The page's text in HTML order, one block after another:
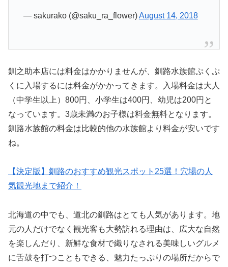
— sakurako (@saku_ra_flower)August 14, 2018
釧之助本店には料金はかかりませんが、釧路水族館ぷくぷ
くに入場するには料金がかかってきます。入場料金は大人
（中学生以上）800円、小学生は400円、幼児は200円と
なっています。3歳未満のお子様は料金無料となります。
釧路水族館の料金は比較的他の水族館より料金が安いです
ね。
【決定版】釧路のおすすめ観光スポット25選！穴場の人
気観光地まで紹介！
北海道の中でも、道北の釧路はとても人気があります。地
元の人だけでなく観光客も大勢訪れる理由は、広大な自然
を楽しんだり、新鮮な食材で織りなされる美味しいグルメ
に舌鼓を打つこともできる、魅力たっぷりの場所だからで